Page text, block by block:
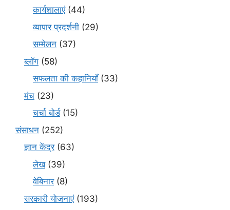
कार्यशालाएं(44)
व्यापार प्रदर्शनी (29)
सम्मेलन (37)
ब्लॉग (58)
सफलता की कहानियाँ(33)
मंच (23)
चर्चा बोर्ड(15)
संसाधन (252)
ज्ञान केंद्र(63)
लेख(39)
वेबिनार(8)
सरकारी योजनाएं(193)